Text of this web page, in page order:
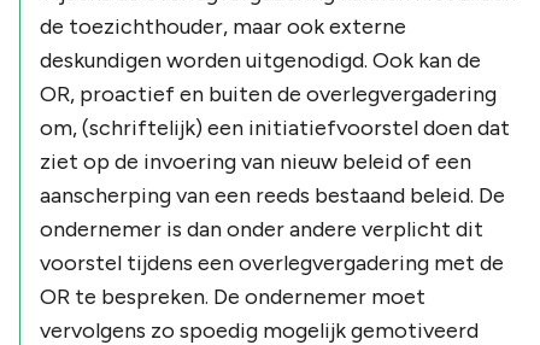
de toezichthouder, maar ook externe
deskundigen worden uitgenodigd. Ook kan de
OR, proactief en buiten de overlegvergadering
om, (schriftelijk) een initiatiefvoorstel doen dat
ziet op de invoering van nieuw beleid of een
aanscherping van een reeds bestaand beleid. De
ondernemer is dan onder andere verplicht dit
voorstel tijdens een overlegvergadering met de
OR te bespreken. De ondernemer moet
vervolgens zo spoedig mogelijk gemotiveerd